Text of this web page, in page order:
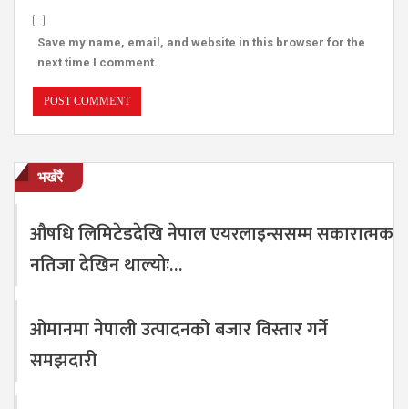
Save my name, email, and website in this browser for the
next time I comment.
भर्खरै
औषधि लिमिटेडदेखि नेपाल एयरलाइन्ससम्म सकारात्मक
नतिजा देखिन थाल्योः…
ओमानमा नेपाली उत्पादनको बजार विस्तार गर्ने
समझदारी